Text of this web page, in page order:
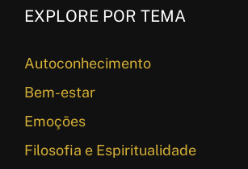
EXPLORE POR TEMA
Autoconhecimento
Bem-estar
Emoções
Filosofia e Espiritualidade